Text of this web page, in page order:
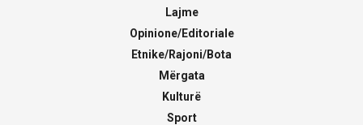
Lajme
Opinione/Editoriale
Etnike/Rajoni/Bota
Mërgata
Kulturë
Sport